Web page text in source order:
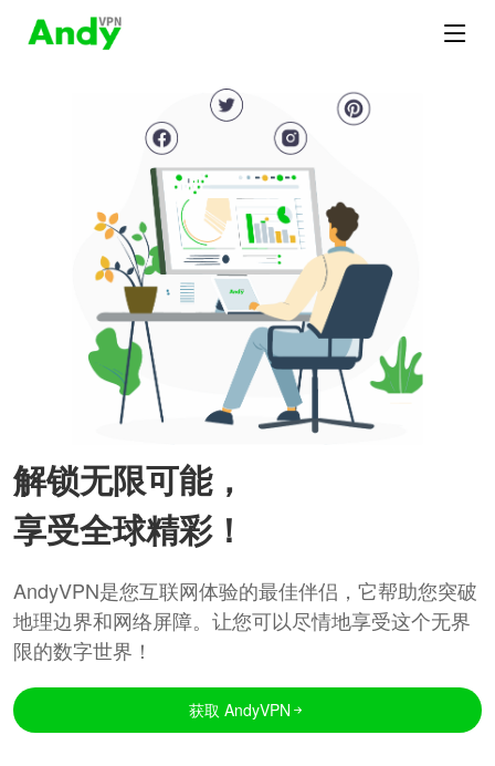
解锁无限可能，
享受全球精彩！
AndyVPN是您互联网体验的最佳伴侣，它帮助您突破
地理边界和网络屏障。让您可以尽情地享受这个无界
限的数字世界！
获取 AndyVPN